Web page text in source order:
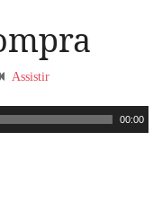
Assistir
00:00